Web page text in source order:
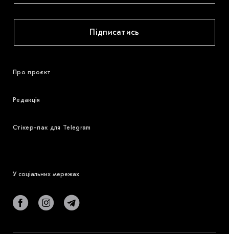
Підписатись
Про проєкт
Редакція
Стікер-пак для Telegram
У соціальних мережах